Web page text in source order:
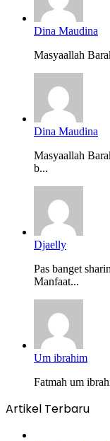
Dina Maudina
Masyaallah
Dina Maudina
Masyaallah
b...
Djaelly
Pas banget
Manfaat...
Um ibrahim
Fatmah um
Artikel Terbaru